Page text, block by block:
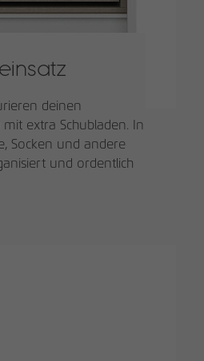
deinen
extra Schubladen. In
Socken und andere
und ordentlich